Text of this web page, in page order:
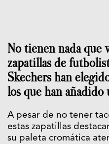
No tienen nada que
zapatillas de
Skechers han
los que han
A pesar de no tener
estas zapatillas
su paleta cromática